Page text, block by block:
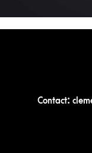
Contact: